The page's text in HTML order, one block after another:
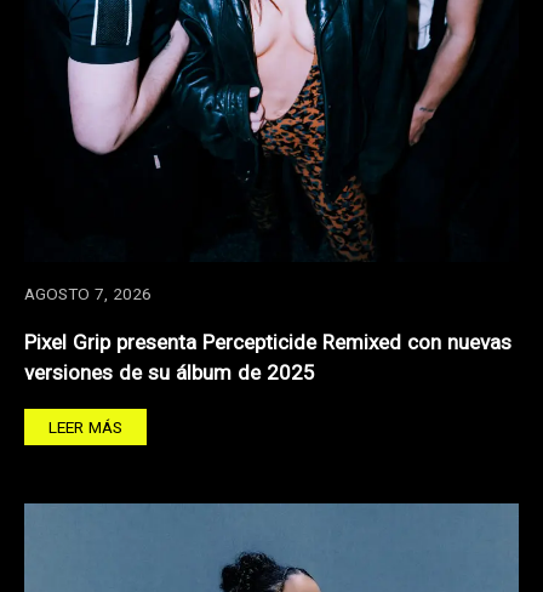
AGOSTO 7, 2026
Pixel Grip presenta Percepticide Remixed con nuevas
versiones de su álbum de 2025
LEER MÁS